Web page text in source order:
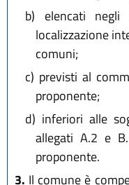
b) elencati
localizzazione
comuni;
c) previsti al
proponente;
d) inferiori alle
allegati A.2 e
proponente.
3. Il comune è